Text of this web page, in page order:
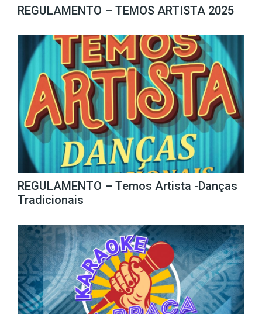
REGULAMENTO – TEMOS ARTISTA 2025
REGULAMENTO – Temos Artista -Danças
Tradicionais